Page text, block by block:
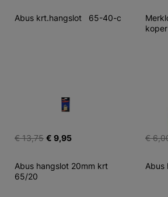
Abus krt.hangslot   65-40-c
€ 13,75 € 9,95 €
Abus hangslot 20mm krt
65/20
Abus